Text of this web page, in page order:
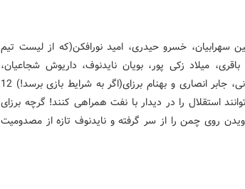
سهرابیان، خسرو حیدری، امید نورافکن(که از لیست تیم
میلاد زکی پور، بویان نایدنوف، داریوش شجاعیان،
سرور جپاروف، علی قربانی، جابر انصاری و بهنام برزای(اگر به شرایط بازی برسد!) 12
استقلال را در دیدار با نفت همراهی کنند! گرچه برزای
روی چمن را از سر گرفته و نایدنوف تازه از مصدومیت